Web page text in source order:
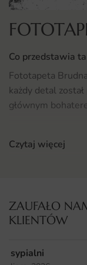
Co przedstawia
Fototapeta
każdy detal
głównym
sprawiają, że
Gdzie sprawdzi
Aranżacja z
wygląda w
Czytaj więcej
ZAUFAŁO
KLIENTÓW
sypialni